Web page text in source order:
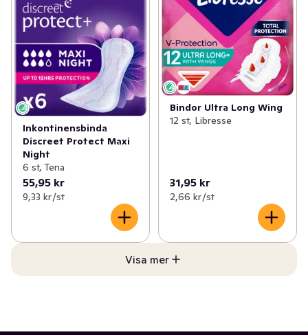
Inkontinensbinda
Discreet Protect Maxi
Night
6 st, Tena
55,95 kr
9,33 kr /st
Bindor Ultra Long Wing
12 st, Libresse
31,95 kr
2,66 kr /st
Visa mer